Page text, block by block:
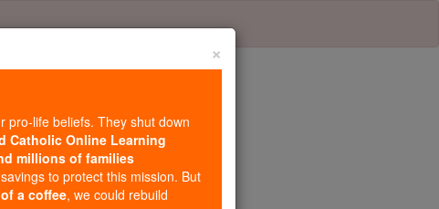
63
×
pro-life beliefs. They shut down
Catholic Online Learning
millions of families
to protect this mission. But
a coffee, we could rebuild